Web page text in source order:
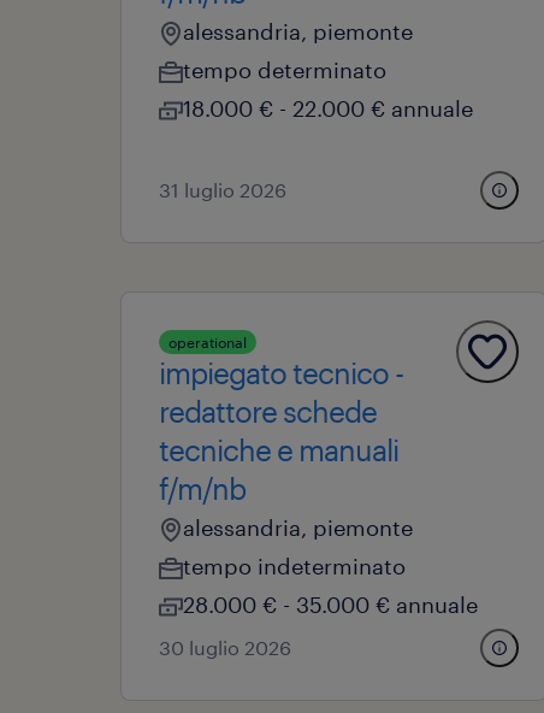
alessandria, piemonte
tempo determinato
18.000 € - 22.000 € annuale
31 luglio 2026
operational
impiegato tecnico -
redattore schede
tecniche e manuali
f/m/nb
alessandria, piemonte
tempo indeterminato
28.000 € - 35.000 € annuale
30 luglio 2026